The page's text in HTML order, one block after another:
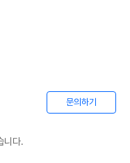
문의하기
니다.